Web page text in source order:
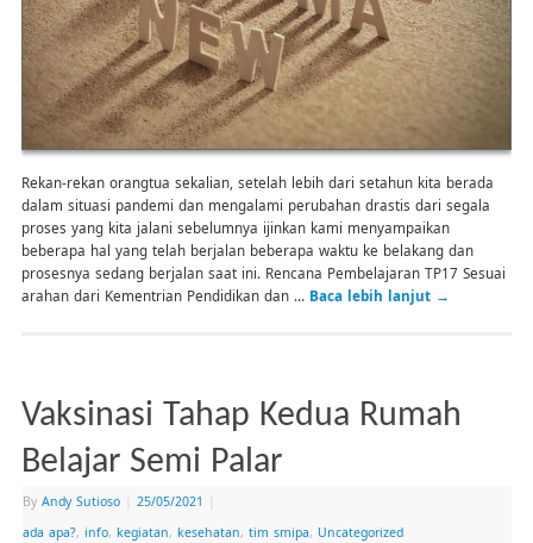
Rekan-rekan orangtua sekalian, setelah lebih dari setahun kita berada
dalam situasi pandemi dan mengalami perubahan drastis dari segala
proses yang kita jalani sebelumnya ijinkan kami menyampaikan
beberapa hal yang telah berjalan beberapa waktu ke belakang dan
prosesnya sedang berjalan saat ini. Rencana Pembelajaran TP17 Sesuai
arahan dari Kementrian Pendidikan dan … Baca lebih lanjut →
Vaksinasi Tahap Kedua Rumah
Belajar Semi Palar
By Andy Sutioso 25/05/2021
ada apa?, info, kegiatan, kesehatan, tim smipa, Uncategorized